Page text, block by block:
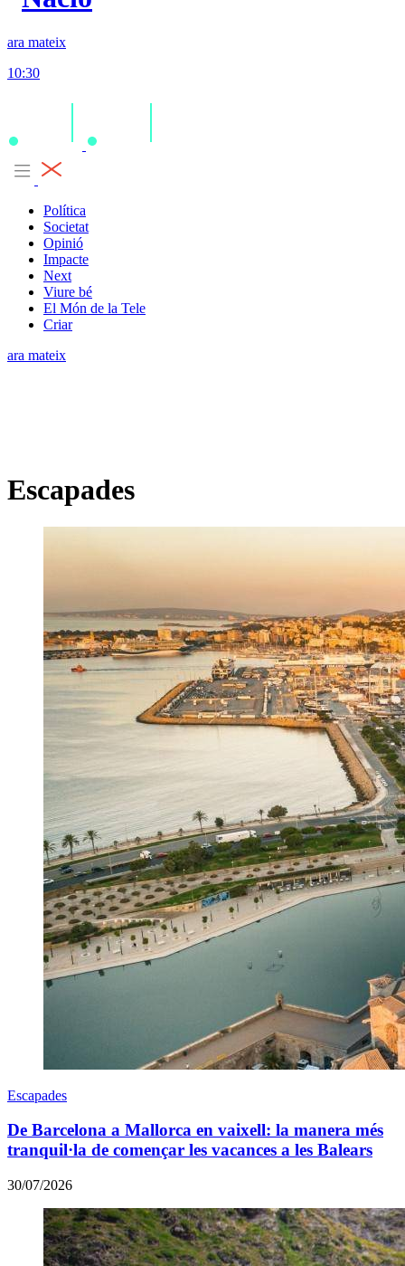
ara mateix
10:30
Política
Societat
Opinió
Impacte
Next
Viure bé
El Món de la Tele
Criar
ara mateix
Escapades
Escapades
De Barcelona a Mallorca en vaixell: la manera més
tranquil·la de començar les vacances a les Balears
30/07/2026